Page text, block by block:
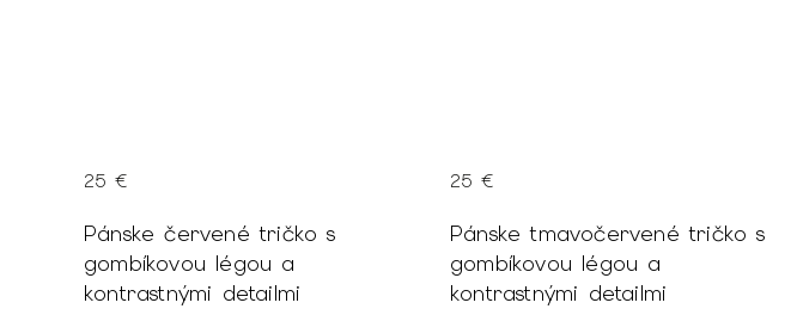
Pánske červené tričko s
gombíkovou légou a
kontrastnými detailmi
25 €
Pánske tmavočervené tričko s
gombíkovou légou a
kontrastnými detailmi
25 €